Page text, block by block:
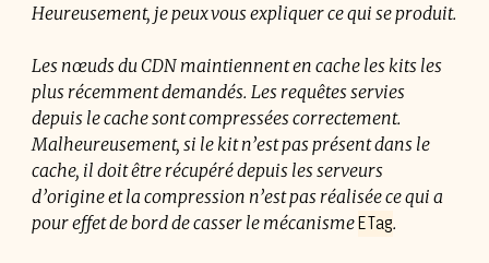
Heureusement, je peux vous expliquer ce qui se produit.
Les nœuds duCDNmaintiennent en cache les kits les
plus récemment demandés. Les requêtes servies
depuis le cache sont compressées correctement.
Malheureusement, si le kit n’est pas présent dans le
cache, il doit être récupéré depuis les serveurs
d’origine et la compression n’est pas réalisée ce qui a
pour effet de bord de casser le mécanismeETag.